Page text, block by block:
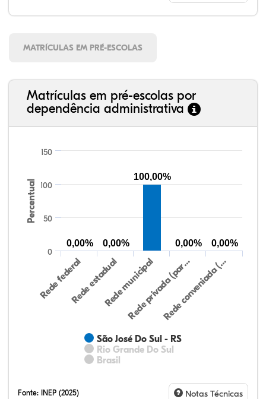
MATRÍCULAS EM PRÉ-ESCOLAS
Matrículas em pré-escolas por
dependência administrativa
Percentual
São José Do Sul - RS
Rio Grande Do Sul
Brasil
Rede federalRede estadualRede municipal
Rede privada (par…Rede conveniada (…
0
50
100
150
0,00% 0,00%
100,00%
0,00% 0,00%
Fonte: INEP (2025) Notas Técnicas